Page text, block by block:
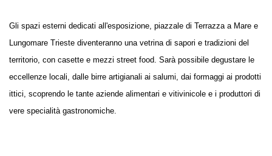
Gli spazi esterni dedicati all'esposizione, piazzale di Terrazza a Mare e
Lungomare Trieste diventeranno una vetrina di sapori e tradizioni del
territorio, con casette e mezzi street food. Sarà possibile degustare le
eccellenze locali, dalle birre artigianali ai salumi, dai formaggi ai prodotti
ittici, scoprendo le tante aziende alimentari e vitivinicole e i produttori di
vere specialità gastronomiche.